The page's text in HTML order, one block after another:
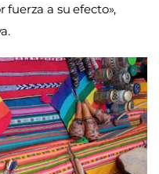
fuerza a su efecto»,